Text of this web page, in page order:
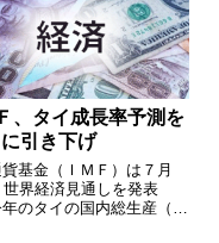
視しているとした
、タイ成長率予測を
引き下げ
基金（ＩＭＦ）は７月
世界経済見通しを発表
年のタイの国内総生産（Ｇ